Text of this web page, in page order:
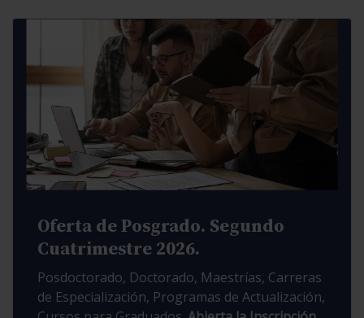
Oferta de Posgrado. Segundo
Cuatrimestre 2026.
Posdoctorado, Doctorado, Maestrías, Carreras
de Especialización, Programas de Actualización,